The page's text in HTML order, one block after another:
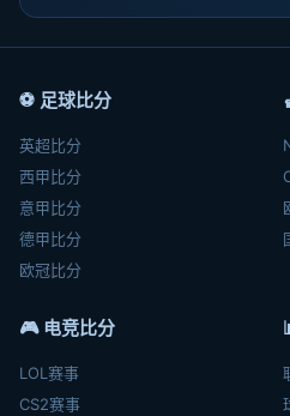
⚽ 足球比分
英超比分
西甲比分
意甲比分
德甲比分
欧冠比分
🎮 电竞比分
LOL赛事
CS2赛事